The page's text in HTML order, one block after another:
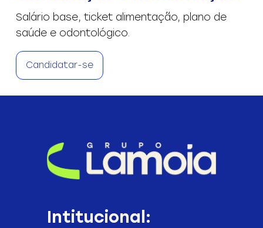
Salário base, ticket alimentação, plano de
saúde e odontológico.
Candidatar-se
Intitucional: